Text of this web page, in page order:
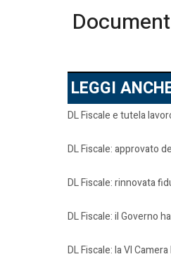
LEGGI
DL Fiscale e tutela
DL Fiscale: approvato
DL Fiscale: rinnovata
DL Fiscale: il Governo
DL Fiscale: la VI